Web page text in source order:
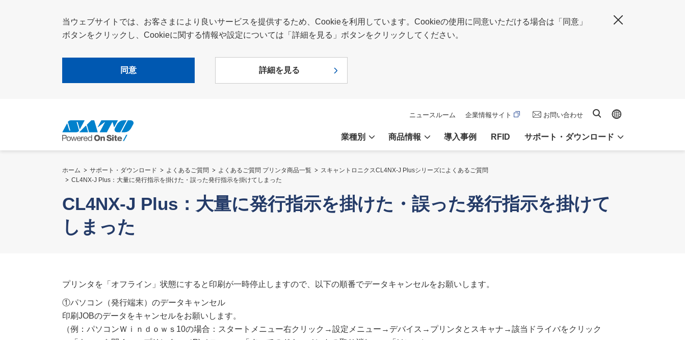
当ウェブサイトでは、お客さまにより良いサービスを提供するため、Cookieを利用しています。Cookieの使用に同意いただける場合は「同意」
ボタンをクリックし、Cookieに関する情報や設定については「詳細を見る」ボタンをクリックしてください。
同意 詳細を見る
業種別 商品情報 導入事例 RFID サポート・ダウンロード
ニュースルーム 企業情報サイト お問い合わせ サイト内検索
ホーム サポート・ダウンロード よくあるご質問 よくあるご質問 プリンタ商品一覧
スキャントロニクスCL4NX-J Plusシリーズによくあるご質問
CL4NX-J Plus：大量に発行指示を掛けた・誤った発行指示を掛けてしまった
CL4NX-J Plus：大量に発行指示を掛けた・誤った発行指示を掛けて
しまった
プリンタを「オフライン」状態にすると印刷が一時停止しますので、以下の順番でデータキャンセルをお願いします。
①パソコン（発行端末）のデータキャンセル
印刷JOBのデータをキャンセルをお願いします。
（例：パソコンＷｉｎｄｏｗｓ10の場合：スタートメニュー右クリック→設定メニュー→デバイス→プリンタとスキャナ→該当ドライバをクリック